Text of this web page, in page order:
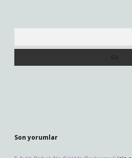
Son yorumlar